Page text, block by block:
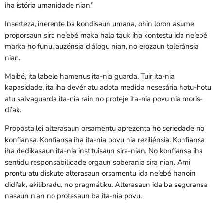
iha istória umanidade nian.”
Inserteza, inerente ba kondisaun umana, ohin loron asume
proporsaun sira ne’ebé maka halo tauk iha kontestu ida ne’ebé
marka ho funu, auzénsia diálogu nian, no erozaun toleránsia
nian.
Maibé, ita labele hamenus ita-nia guarda. Tuir ita-nia
kapasidade, ita iha devér atu adota medida nesesária hotu-hotu
atu salvaguarda ita-nia rain no proteje ita-nia povu nia moris-
di’ak.
Proposta lei alterasaun orsamentu aprezenta ho seriedade no
konfiansa. Konfiansa iha ita-nia povu nia reziliénsia. Konfiansa
iha dedikasaun ita-nia instituisaun sira-nian. No konfiansa iha
sentidu responsabilidade orgaun soberania sira nian. Ami
prontu atu diskute alterasaun orsamentu ida ne’ebé hanoin
didi’ak, ekilibradu, no pragmátiku. Alterasaun ida ba seguransa
nasaun nian no protesaun ba ita-nia povu.